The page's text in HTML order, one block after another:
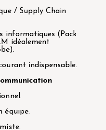
/ Supply Chain
informatiques (Pack
idéalement
indispensable.
équipe.